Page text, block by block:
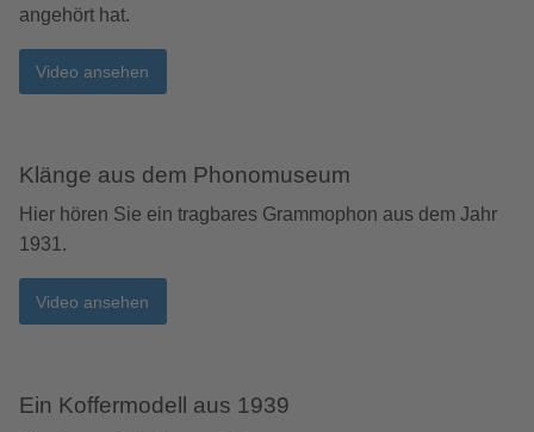
angehört hat.
Video ansehen
Klänge aus dem Phonomuseum
Hier hören Sie ein tragbares Grammophon aus dem Jahr
1931.
Video ansehen
Ein Koffermodell aus 1939